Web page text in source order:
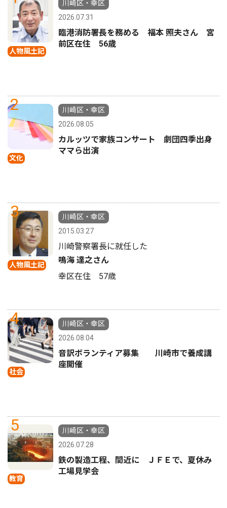
人物風土記
川崎区・幸区
2026.07.31
臨港消防署長を務める 福本 照夫さん 宮
前区在住 56歳
2
文化
川崎区・幸区
2026.08.05
カルッツで家族コンサート 劇団四季出身
ママら出演
3
人物風土記
川崎区・幸区
2015.03.27
川崎警察署長に就任した
鳴海 達之さん
幸区在住 57歳
4
社会
川崎区・幸区
2026.08.04
音訳ボランティア募集 川崎市で養成講
座開催
5
教育
川崎区・幸区
2026.07.28
鉄の製造工程、間近に ＪＦＥで、夏休み
工場見学会